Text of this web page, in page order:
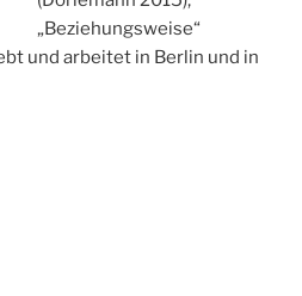
„Beziehungsweise“
und arbeitet in Berlin und in